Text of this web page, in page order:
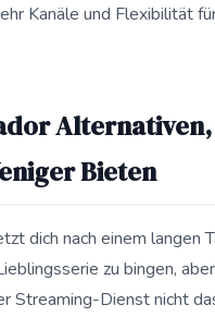
Kanäle und Flexibilität
Bieten
dich nach einem langen
zu bingen,
Streaming-Dienst nicht